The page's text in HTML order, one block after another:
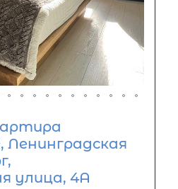
, Ленинградская
улица, 4А